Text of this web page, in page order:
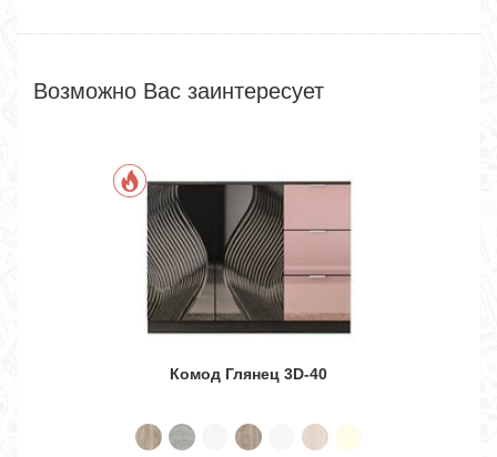
Возможно Вас заинтересует
Комод Глянец 3D-40